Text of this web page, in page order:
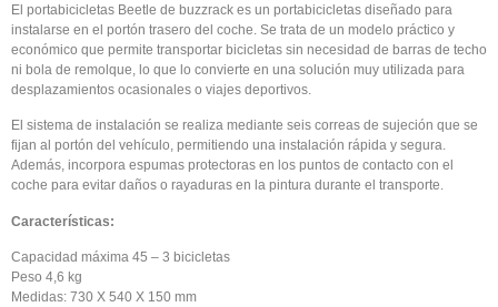
El portabicicletas Beetle de buzzrack es un portabicicletas diseñado para
instalarse en el portón trasero del coche. Se trata de un modelo práctico y
económico que permite transportar bicicletas sin necesidad de barras de techo
ni bola de remolque, lo que lo convierte en una solución muy utilizada para
desplazamientos ocasionales o viajes deportivos.
El sistema de instalación se realiza mediante seis correas de sujeción que se
fijan al portón del vehículo, permitiendo una instalación rápida y segura.
Además, incorpora espumas protectoras en los puntos de contacto con el
coche para evitar daños o rayaduras en la pintura durante el transporte.
Características:
Capacidad máxima 45 – 3 bicicletas
Peso 4,6 kg
Medidas: 730 X 540 X 150 mm